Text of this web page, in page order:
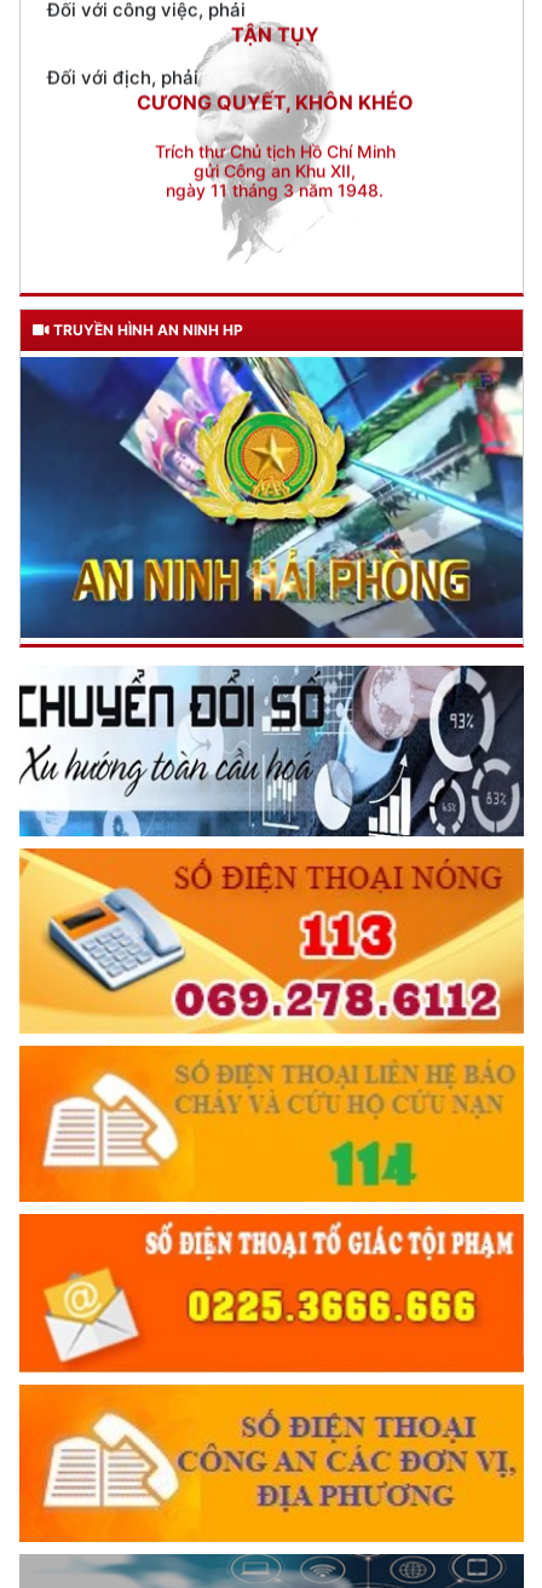
Trích thư Chủ tịch Hồ Chí Minh
gửi Công an Khu XII,
ngày 11 tháng 3 năm 1948.
TRUYỀN HÌNH AN NINH HP